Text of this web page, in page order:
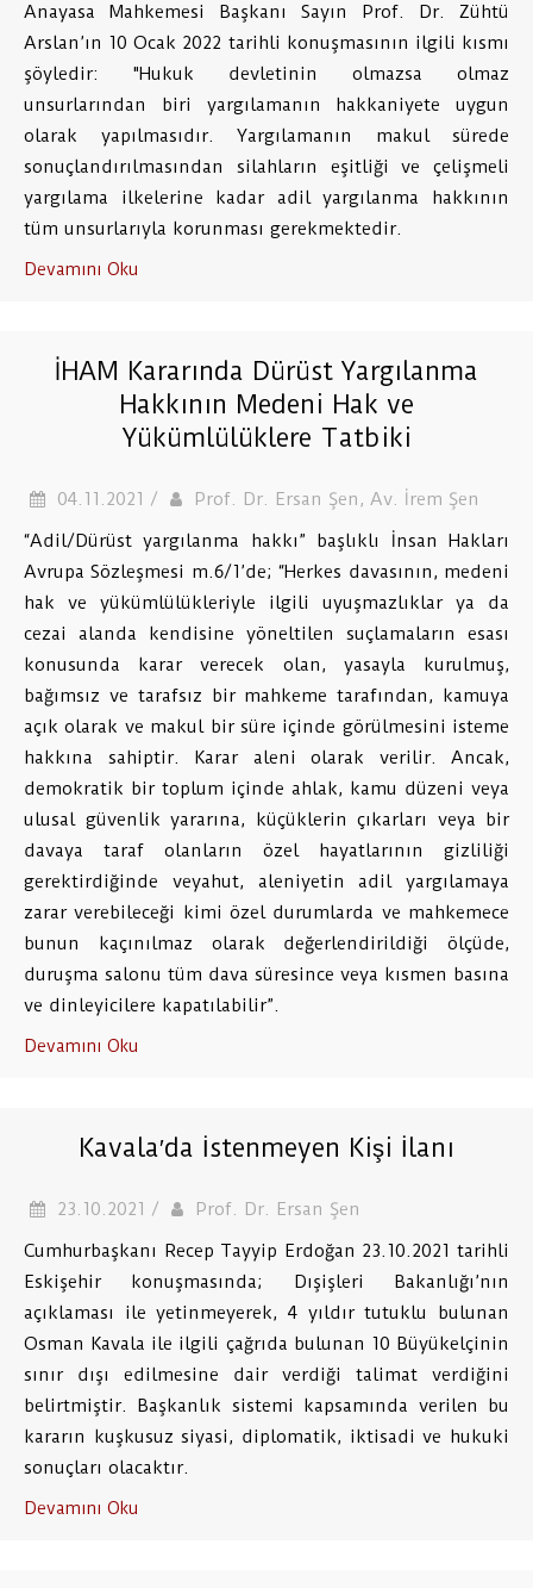
Anayasa Mahkemesi Başkanı Sayın Prof. Dr. Zühtü
Arslan’ın 10 Ocak 2022 tarihli konuşmasının ilgili kısmı
şöyledir: "Hukuk devletinin olmazsa olmaz
unsurlarından biri yargılamanın hakkaniyete uygun
olarak yapılmasıdır. Yargılamanın makul sürede
sonuçlandırılmasından silahların eşitliği ve çelişmeli
yargılama ilkelerine kadar adil yargılanma hakkının
tüm unsurlarıyla korunması gerekmektedir.
Devamını Oku
İHAM Kararında Dürüst Yargılanma
Hakkının Medeni Hak ve
Yükümlülüklere Tatbiki
04.11.2021 /
Prof. Dr. Ersan Şen, Av. İrem Şen
“Adil/Dürüst yargılanma hakkı” başlıklı İnsan Hakları
Avrupa Sözleşmesi m.6/1’de; “Herkes davasının, medeni
hak ve yükümlülükleriyle ilgili uyuşmazlıklar ya da
cezai alanda kendisine yöneltilen suçlamaların esası
konusunda karar verecek olan, yasayla kurulmuş,
bağımsız ve tarafsız bir mahkeme tarafından, kamuya
açık olarak ve makul bir süre içinde görülmesini isteme
hakkına sahiptir. Karar aleni olarak verilir. Ancak,
demokratik bir toplum içinde ahlak, kamu düzeni veya
ulusal güvenlik yararına, küçüklerin çıkarları veya bir
davaya taraf olanların özel hayatlarının gizliliği
gerektirdiğinde veyahut, aleniyetin adil yargılamaya
zarar verebileceği kimi özel durumlarda ve mahkemece
bunun kaçınılmaz olarak değerlendirildiği ölçüde,
duruşma salonu tüm dava süresince veya kısmen basına
ve dinleyicilere kapatılabilir”.
Devamını Oku
Kavala′da İstenmeyen Kişi İlanı
23.10.2021 /
Prof. Dr. Ersan Şen
Cumhurbaşkanı Recep Tayyip Erdoğan 23.10.2021 tarihli
Eskişehir konuşmasında; Dışişleri Bakanlığı’nın
açıklaması ile yetinmeyerek, 4 yıldır tutuklu bulunan
Osman Kavala ile ilgili çağrıda bulunan 10 Büyükelçinin
sınır dışı edilmesine dair verdiği talimat verdiğini
belirtmiştir. Başkanlık sistemi kapsamında verilen bu
kararın kuşkusuz siyasi, diplomatik, iktisadi ve hukuki
sonuçları olacaktır.
Devamını Oku